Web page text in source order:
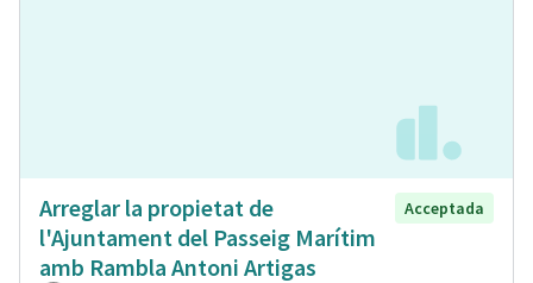
Arreglar la propietat de
l'Ajuntament del Passeig Marítim
amb Rambla Antoni Artigas
Acceptada